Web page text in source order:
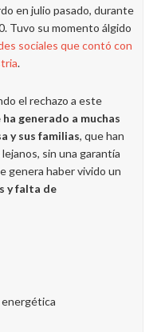
en julio pasado, durante
Tuvo su momento álgido
sociales que contó con
.
el rechazo a este
generado a muchas
y sus familias, que han
sin una garantía
genera haber vivido un
y falta de